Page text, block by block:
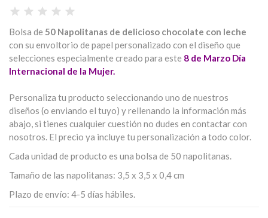
Bolsa de 50 Napolitanas de delicioso chocolate con leche
con su envoltorio de papel personalizado con el diseño que
selecciones especialmente creado para este 8 de Marzo Día
Internacional de la Mujer.
Personaliza tu producto seleccionando uno de nuestros
diseños (o enviando el tuyo) y rellenando la información más
abajo, si tienes cualquier cuestión no dudes en contactar con
nosotros. El precio ya incluye tu personalización a todo color.
Cada unidad de producto es una bolsa de 50 napolitanas.
Tamaño de las napolitanas: 3,5 x 3,5 x 0,4 cm
Plazo de envío: 4-5 días hábiles.